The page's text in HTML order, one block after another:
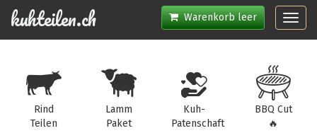
Warenkorb leer
kuhteilen.ch
Rind
Teilen
Lamm
Paket
Kuh-
Patenschaft
BBQ Cut
🔥